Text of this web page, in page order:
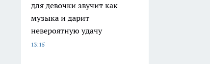
для девочки звучит как
музыка и дарит
невероятную удачу
13:15